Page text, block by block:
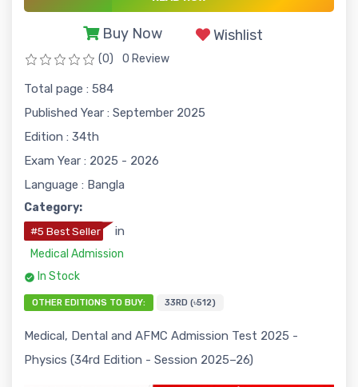
Buy Now Wishlist
(0) 0 Review
Total page : 584
Published Year : September 2025
Edition : 34th
Exam Year : 2025 - 2026
Language : Bangla
Category:
#5 Best Seller in
Medical Admission
In Stock
OTHER EDITIONS TO BUY: 33RD (৳512)
Medical, Dental and AFMC Admission Test 2025 -
Physics (34rd Edition - Session 2025–26)